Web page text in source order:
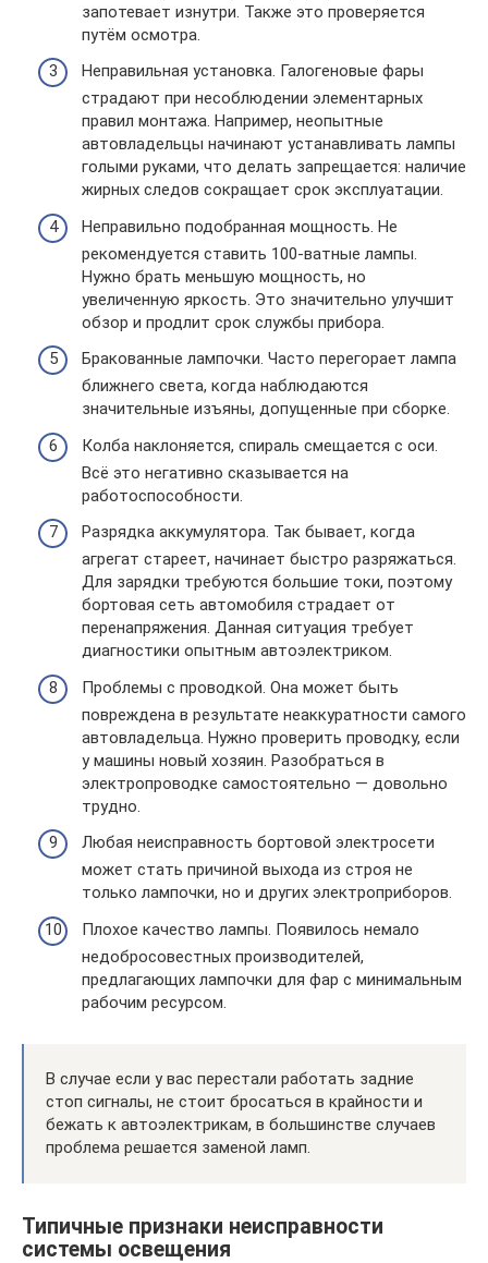
запотевает изнутри. Также это проверяется
путём осмотра.
Неправильная установка. Галогеновые фары
страдают при несоблюдении элементарных
правил монтажа. Например, неопытные
автовладельцы начинают устанавливать лампы
голыми руками, что делать запрещается: наличие
жирных следов сокращает срок эксплуатации.
Неправильно подобранная мощность. Не
рекомендуется ставить 100-ватные лампы.
Нужно брать меньшую мощность, но
увеличенную яркость. Это значительно улучшит
обзор и продлит срок службы прибора.
Бракованные лампочки. Часто перегорает лампа
ближнего света, когда наблюдаются
значительные изъяны, допущенные при сборке.
Колба наклоняется, спираль смещается с оси.
Всё это негативно сказывается на
работоспособности.
Разрядка аккумулятора. Так бывает, когда
агрегат стареет, начинает быстро разряжаться.
Для зарядки требуются большие токи, поэтому
бортовая сеть автомобиля страдает от
перенапряжения. Данная ситуация требует
диагностики опытным автоэлектриком.
Проблемы с проводкой. Она может быть
повреждена в результате неаккуратности самого
автовладельца. Нужно проверить проводку, если
у машины новый хозяин. Разобраться в
электропроводке самостоятельно — довольно
трудно.
Любая неисправность бортовой электросети
может стать причиной выхода из строя не
только лампочки, но и других электроприборов.
Плохое качество лампы. Появилось немало
недобросовестных производителей,
предлагающих лампочки для фар с минимальным
рабочим ресурсом.
В случае если у вас перестали работать задние
стоп сигналы, не стоит бросаться в крайности и
бежать к автоэлектрикам, в большинстве случаев
проблема решается заменой ламп.
Типичные признаки неисправности
системы освещения